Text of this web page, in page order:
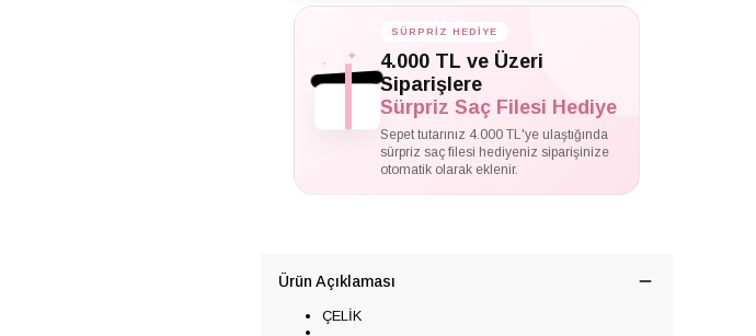
✦ ✦
SÜRPRİZ HEDİYE
4.000 TL ve Üzeri
Siparişlere
Sürpriz Saç Filesi Hediye
Sepet tutarınız 4.000 TL'ye ulaştığında
sürpriz saç filesi hediyeniz siparişinize
otomatik olarak eklenir.
Ürün Açıklaması
ÇELİK